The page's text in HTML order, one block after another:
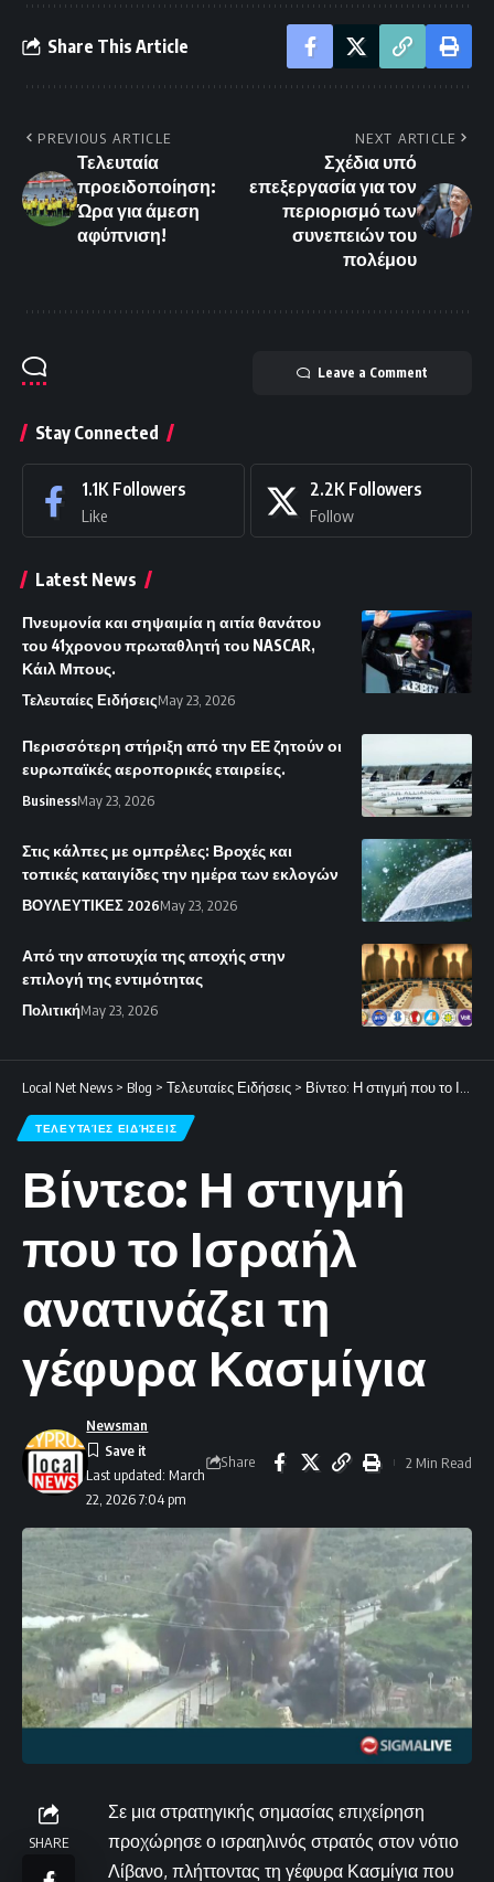
Share This Article
PREVIOUS ARTICLE
Τελευταία
προειδοποίηση:
Ώρα για άμεση
αφύπνιση!
NEXT ARTICLE
Σχέδια υπό
επεξεργασία για τον
περιορισμό των
συνεπειών του
πολέμου
Leave a Comment
Stay Connected
1.1K Followers
Like
2.2K Followers
Follow
Latest News
Πνευμονία και σηψαιμία η αιτία θανάτου
του 41χρονου πρωταθλητή του NASCAR,
Κάιλ Μπους.
Τελευταίες ΕιδήσειςMay 23, 2026
Περισσότερη στήριξη από την ΕΕ ζητούν οι
ευρωπαϊκές αεροπορικές εταιρείες.
BusinessMay 23, 2026
Στις κάλπες με ομπρέλες: Βροχές και
τοπικές καταιγίδες την ημέρα των εκλογών
ΒΟΥΛΕΥΤΙΚΕΣ 2026May 23, 2026
Από την αποτυχία της αποχής στην
επιλογή της εντιμότητας
ΠολιτικήMay 23, 2026
Local Net News > Blog > Τελευταίες Ειδήσεις > Βίντεο: Η στιγμή που το Ισραήλ ανατινάζει τη γέφυρα Κασμίγια
ΤΕΛΕΥΤΑΊΕΣ ΕΙΔΉΣΕΙΣ
Βίντεο: Η στιγμή
που το Ισραήλ
ανατινάζει τη
γέφυρα Κασμίγια
Last updated: March
22, 2026 7:04 pm
Newsman
Share 2 Min Read
SHARE
Σε μια στρατηγικής σημασίας επιχείρηση
προχώρησε ο ισραηλινός στρατός στον νότιο
Λίβανο, πλήττοντας τη γέφυρα Κασμίγια που